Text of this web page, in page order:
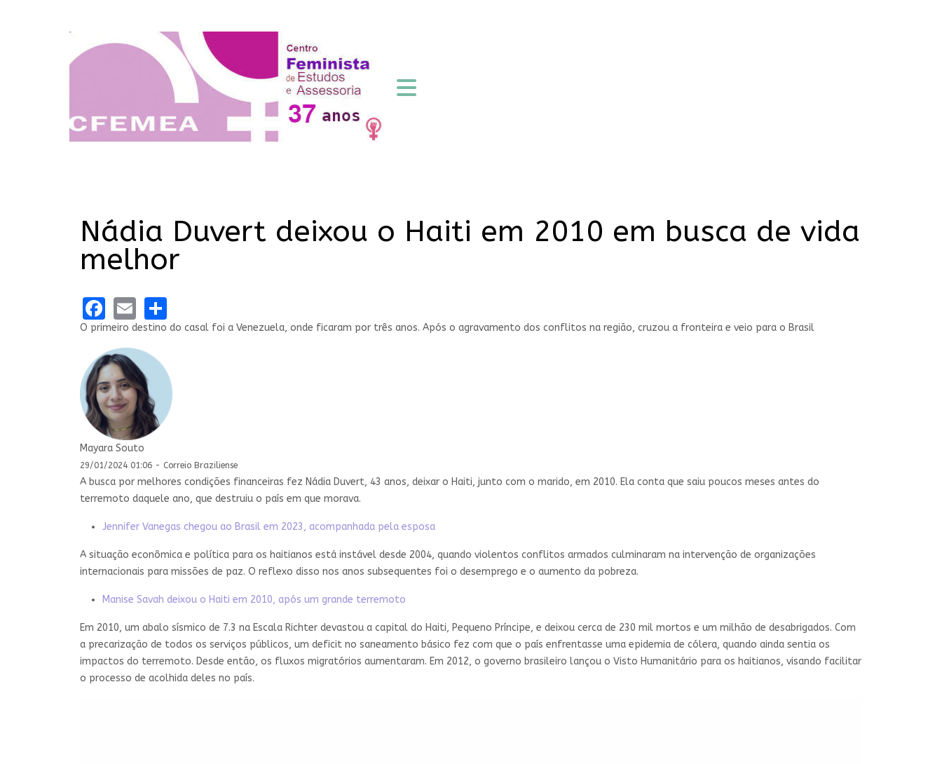
Nádia Duvert deixou o Haiti em 2010 em busca de vida
melhor
Facebook
Email
O primeiro destino do casal foi a Venezuela, onde ficaram por três anos. Após o agravamento dos conflitos na região, cruzou a fronteira e veio para o Brasil
Mayara Souto
29/01/2024 01:06 - Correio Braziliense
A busca por melhores condições financeiras fez Nádia Duvert, 43 anos, deixar o Haiti, junto com o marido, em 2010. Ela conta que saiu poucos meses antes do
terremoto daquele ano, que destruiu o país em que morava.
Jennifer Vanegas chegou ao Brasil em 2023, acompanhada pela esposa
A situação econômica e política para os haitianos está instável desde 2004, quando violentos conflitos armados culminaram na intervenção de organizações
internacionais para missões de paz. O reflexo disso nos anos subsequentes foi o desemprego e o aumento da pobreza.
Manise Savah deixou o Haiti em 2010, após um grande terremoto
Em 2010, um abalo sísmico de 7.3 na Escala Richter devastou a capital do Haiti, Pequeno Príncipe, e deixou cerca de 230 mil mortos e um milhão de desabrigados. Com
a precarização de todos os serviços públicos, um deficit no saneamento básico fez com que o país enfrentasse uma epidemia de cólera, quando ainda sentia os
impactos do terremoto. Desde então, os fluxos migratórios aumentaram. Em 2012, o governo brasileiro lançou o Visto Humanitário para os haitianos, visando facilitar
o processo de acolhida deles no país.